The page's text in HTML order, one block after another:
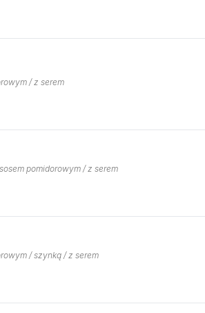
/ z serem
pomidorowym / z serem
/ szynką / z serem